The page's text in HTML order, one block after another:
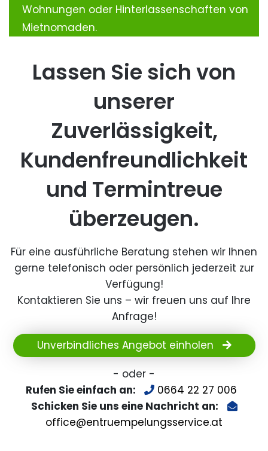
Wohnungen oder Hinterlassenschaften von
Mietnomaden.
Lassen Sie sich von
unserer
Zuverlässigkeit,
Kundenfreundlichkeit
und Termintreue
überzeugen.
Für eine ausführliche Beratung stehen wir Ihnen
gerne telefonisch oder persönlich jederzeit zur
Verfügung!
Kontaktieren Sie uns – wir freuen uns auf Ihre
Anfrage!
Unverbindliches Angebot einholen
- oder -
Rufen Sie einfach an:
0664 22 27 006
Schicken Sie uns eine Nachricht an:
office@entruempelungsservice.at